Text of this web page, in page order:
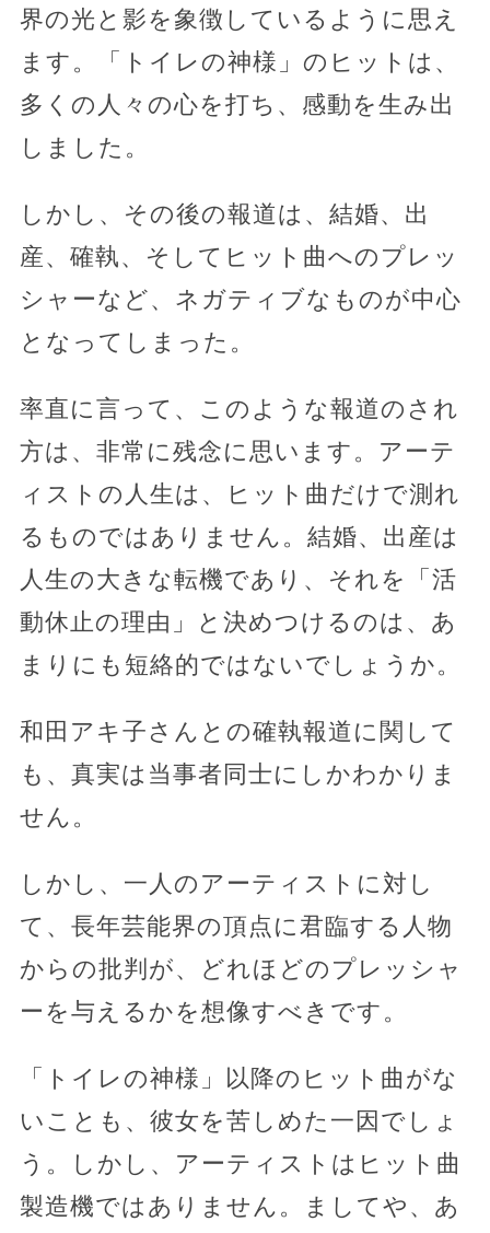
界の光と影を象徴しているように思え
ます。「トイレの神様」のヒットは、
多くの人々の心を打ち、感動を生み出
しました。
しかし、その後の報道は、結婚、出
産、確執、そしてヒット曲へのプレッ
シャーなど、ネガティブなものが中心
となってしまった。
率直に言って、このような報道のされ
方は、非常に残念に思います。アーテ
ィストの人生は、ヒット曲だけで測れ
るものではありません。結婚、出産は
人生の大きな転機であり、それを「活
動休止の理由」と決めつけるのは、あ
まりにも短絡的ではないでしょうか。
和田アキ子さんとの確執報道に関して
も、真実は当事者同士にしかわかりま
せん。
しかし、一人のアーティストに対し
て、長年芸能界の頂点に君臨する人物
からの批判が、どれほどのプレッシャ
ーを与えるかを想像すべきです。
「トイレの神様」以降のヒット曲がな
いことも、彼女を苦しめた一因でしょ
う。しかし、アーティストはヒット曲
製造機ではありません。ましてや、あ